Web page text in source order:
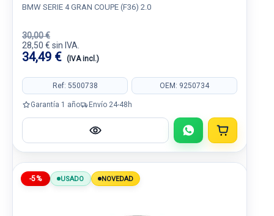
BMW SERIE 4 GRAN COUPE (F36) 2.0
30,00 €
28,50 € sin IVA.
34,49 € (IVA incl.)
Ref: 5500738 OEM: 9250734
Garantía 1 año Envío 24-48h
-5% USADO NOVEDAD